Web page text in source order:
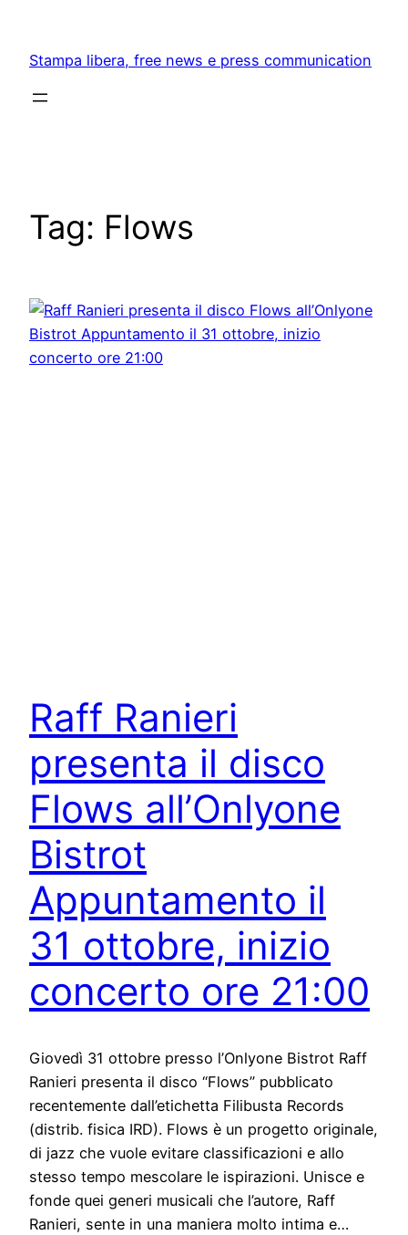
content
Stampa libera, free news e press communication
Tag: Flows
Raff Ranieri
presenta il disco
Flows all’Onlyone
Bistrot
Appuntamento il
31 ottobre, inizio
concerto ore 21:00
Giovedì 31 ottobre presso l’Onlyone Bistrot Raff
Ranieri presenta il disco “Flows” pubblicato
recentemente dall’etichetta Filibusta Records
(distrib. fisica IRD). Flows è un progetto originale,
di jazz che vuole evitare classificazioni e allo
stesso tempo mescolare le ispirazioni. Unisce e
fonde quei generi musicali che l’autore, Raff
Ranieri, sente in una maniera molto intima e…